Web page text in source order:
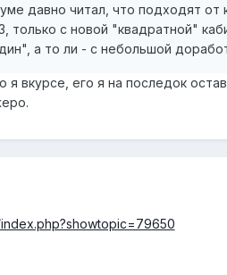
давно читал, что подходят от
только с новой "квадратной"
а то ли - с небольшой
я вкурсе, его я на последок